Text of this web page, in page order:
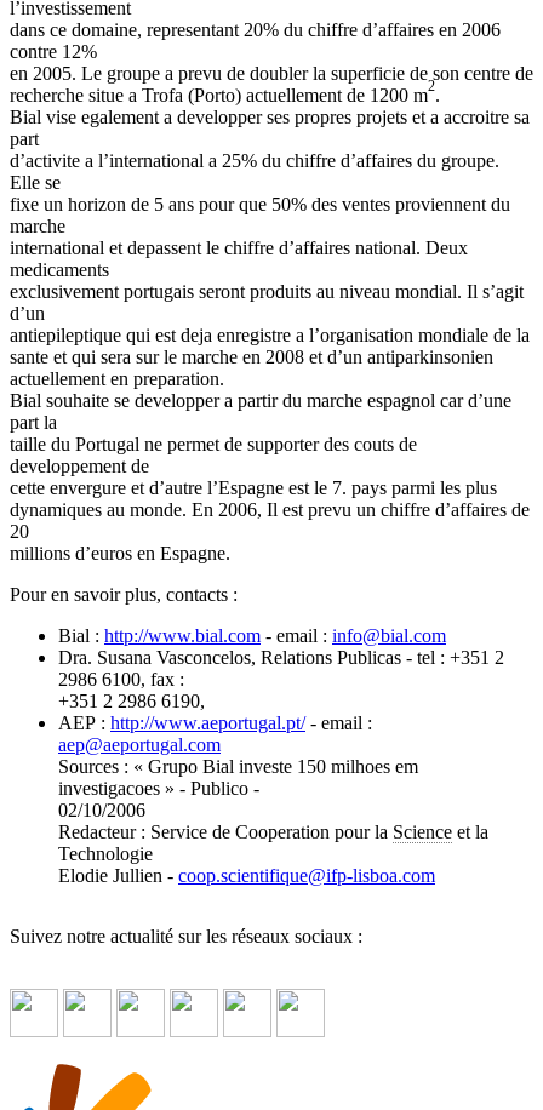
l’investissement
dans ce domaine, representant 20% du chiffre d’affaires en 2006
contre 12%
en 2005. Le groupe a prevu de doubler la superficie de son centre de
recherche situe a Trofa (Porto) actuellement de 1200 m2.
Bial vise egalement a developper ses propres projets et a accroitre sa
part
d’activite a l’international a 25% du chiffre d’affaires du groupe.
Elle se
fixe un horizon de 5 ans pour que 50% des ventes proviennent du
marche
international et depassent le chiffre d’affaires national. Deux
medicaments
exclusivement portugais seront produits au niveau mondial. Il s’agit
d’un
antiepileptique qui est deja enregistre a l’organisation mondiale de la
sante et qui sera sur le marche en 2008 et d’un antiparkinsonien
actuellement en preparation.
Bial souhaite se developper a partir du marche espagnol car d’une
part la
taille du Portugal ne permet de supporter des couts de
developpement de
cette envergure et d’autre l’Espagne est le 7. pays parmi les plus
dynamiques au monde. En 2006, Il est prevu un chiffre d’affaires de
20
millions d’euros en Espagne.
Pour en savoir plus, contacts :
Bial : http://www.bial.com - email : info@bial.com
Dra. Susana Vasconcelos, Relations Publicas - tel : +351 2
2986 6100, fax :
+351 2 2986 6190,
AEP : http://www.aeportugal.pt/- email :
aep@aeportugal.com
Sources : « Grupo Bial investe 150 milhoes em
investigacoes » - Publico -
02/10/2006
Redacteur : Service de Cooperation pour la Science et la
Technologie
Elodie Jullien - coop.scientifique@ifp-lisboa.com
Suivez notre actualité sur les réseaux sociaux :